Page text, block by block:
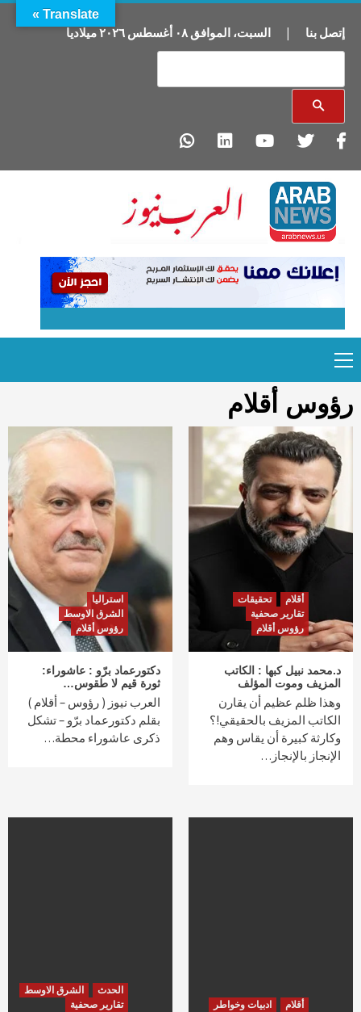
إتصل بنا | السبت، الموافق٠٨ أغسطس ٢٠٢٦ميلاديا
to
content
Menu
رؤوس أقلام
أقلام
تحقيقات
تقارير صحفية
رؤوس أقلام
د.محمد نبيل كبها : الكاتب
المزيف وموت المؤلف
وهذا ظلم عظيم أن يقارن
الكاتب المزيف بالحقيقي!؟
وكارثة كبيرة أن يقاس وهم
الإنجاز بالإنجاز…
استراليا
الشرق الاوسط
رؤوس أقلام
دكتورعماد برّو : عاشوراء:
ثورة قيم لا طقوس…
العرب نيوز ( رؤوس – أقلام )
بقلم دكتورعماد برّو – تشكل
ذكرى عاشوراء محطة…
أقلام
ادبيات وخواطر
الحدث
الشرق الاوسط
تقارير صحفية
Translate »